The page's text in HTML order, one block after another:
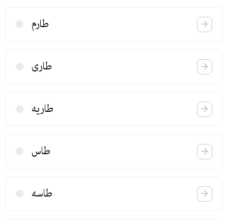
طارم
طاری
طاریه
طاس
طاسه